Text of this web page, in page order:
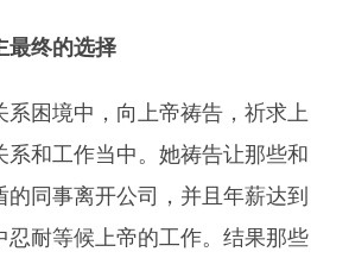
最终的选择
系困境中，向上帝祷告，祈求上
系和工作当中。她祷告让那些和
同事离开公司，并且年薪达到
忍耐等候上帝的工作。结果那些